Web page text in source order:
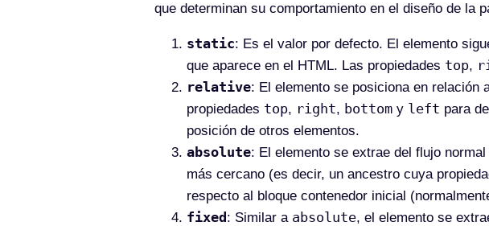
que determinan su comportamiento en el diseño de la
static: Es el valor por defecto. El elemento
que aparece en el HTML. Las propiedades top,
relative: El elemento se posiciona en relación
propiedades top, right, bottom y left para
posición de otros elementos.
absolute: El elemento se extrae del flujo
más cercano (es decir, un ancestro cuya
respecto al bloque contenedor inicial
fixed : Similar a absolute, el elemento se